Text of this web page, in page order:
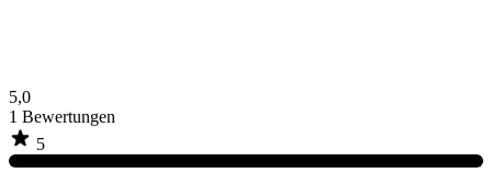
5,0
1 Bewertungen
5